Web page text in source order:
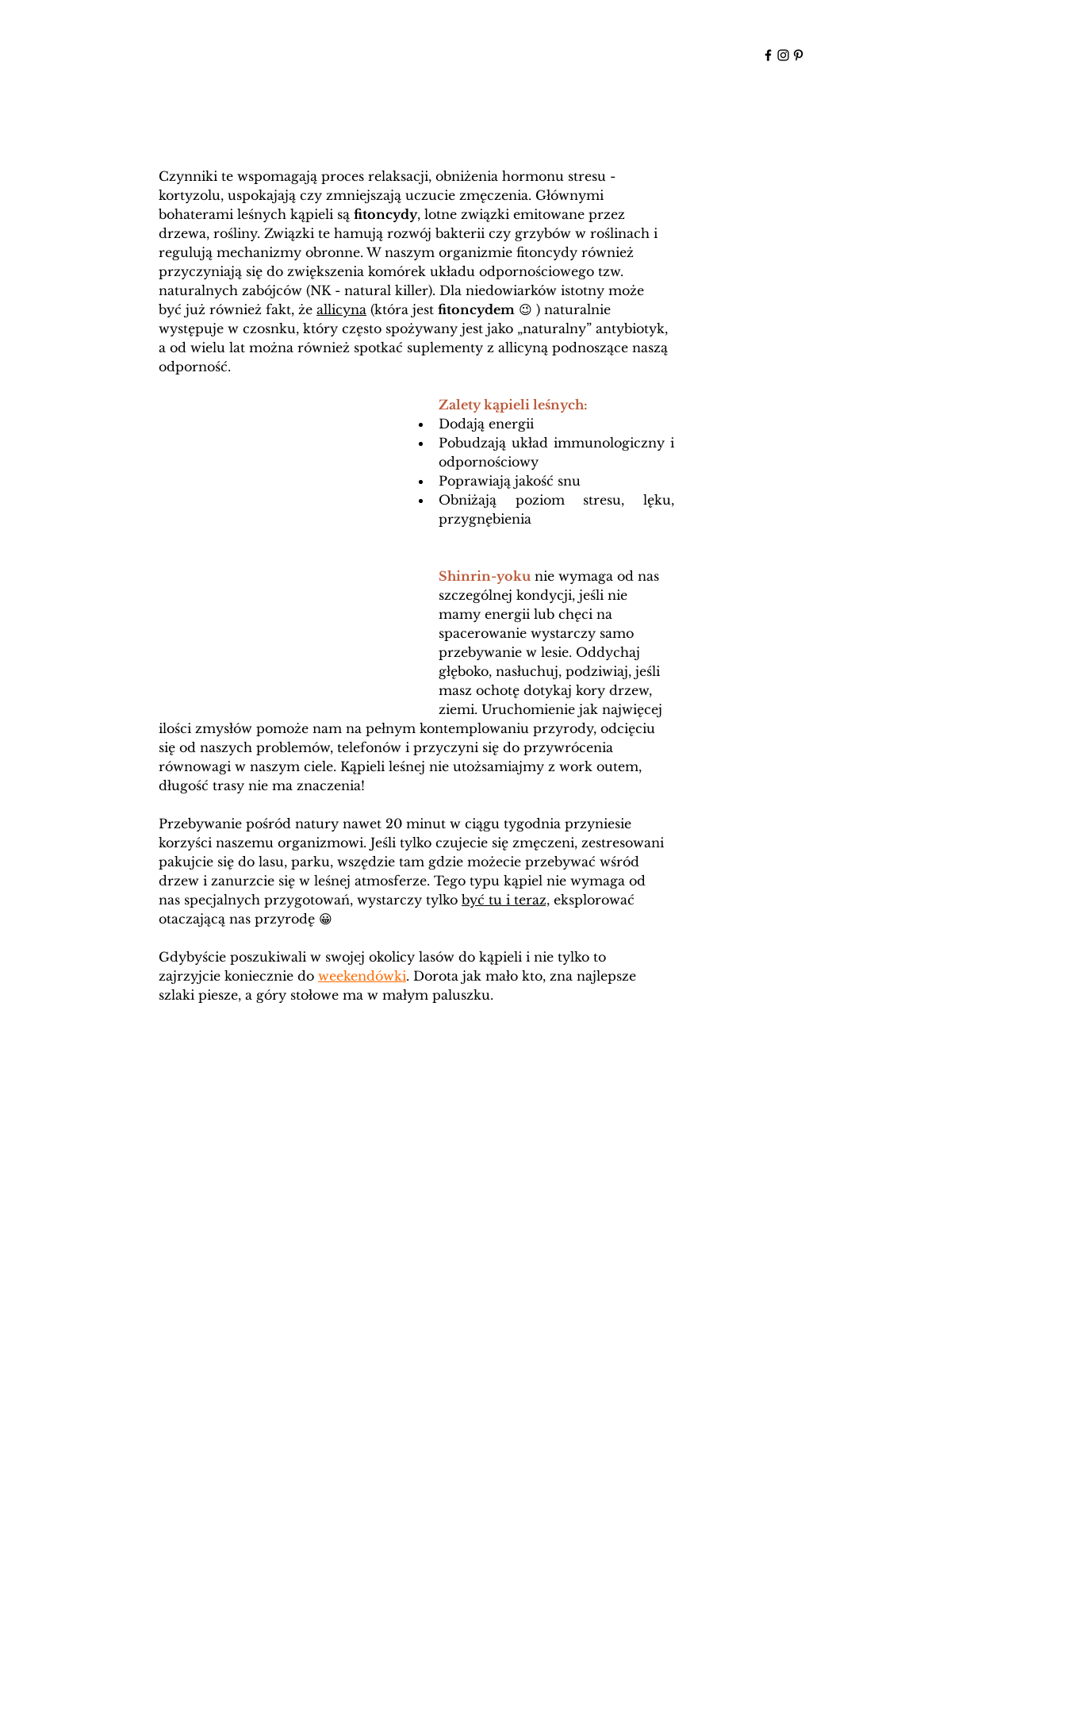
Czynniki te wspomagają proces relaksacji, obniżenia hormonu stresu -
kortyzolu, uspokajają czy zmniejszają uczucie zmęczenia. Głównymi
bohaterami leśnych kąpieli są fitoncydy, lotne związki emitowane przez
drzewa, rośliny. Związki te hamują rozwój bakterii czy grzybów w roślinach i
regulują mechanizmy obronne. W naszym organizmie fitoncydy również
przyczyniają się do zwiększenia komórek układu odpornościowego tzw.
naturalnych zabójców (NK - natural killer). Dla niedowiarków istotny może
być już również fakt, że allicyna (która jest fitoncydem 😉 ) naturalnie
występuje w czosnku, który często spożywany jest jako „naturalny” antybiotyk,
a od wielu lat można również spotkać suplementy z allicyną podnoszące naszą
odporność.
Zalety kąpieli leśnych:
Dodają energii
Pobudzają układ immunologiczny i
odpornościowy
Poprawiają jakość snu
Obniżają poziom stresu, lęku,
przygnębienia
Shinrin-yoku nie wymaga od nas
szczególnej kondycji, jeśli nie
mamy energii lub chęci na
spacerowanie wystarczy samo
przebywanie w lesie. Oddychaj
głęboko, nasłuchuj, podziwiaj, jeśli
masz ochotę dotykaj kory drzew,
ziemi. Uruchomienie jak najwięcej
ilości zmysłów pomoże nam na pełnym kontemplowaniu przyrody, odcięciu
się od naszych problemów, telefonów i przyczyni się do przywrócenia
równowagi w naszym ciele. Kąpieli leśnej nie utożsamiajmy z work outem,
długość trasy nie ma znaczenia!
Przebywanie pośród natury nawet 20 minut w ciągu tygodnia przyniesie
korzyści naszemu organizmowi. Jeśli tylko czujecie się zmęczeni, zestresowani
pakujcie się do lasu, parku, wszędzie tam gdzie możecie przebywać wśród
drzew i zanurzcie się w leśnej atmosferze. Tego typu kąpiel nie wymaga od
nas specjalnych przygotowań, wystarczy tylko być tu i teraz, eksplorować
otaczającą nas przyrodę 😀
Gdybyście poszukiwali w swojej okolicy lasów do kąpieli i nie tylko to
zajrzyjcie koniecznie do weekendówki. Dorota jak mało kto, zna najlepsze
szlaki piesze, a góry stołowe ma w małym paluszku.